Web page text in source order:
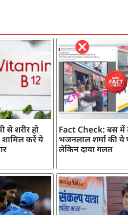
से शरीर हो
करें ये
Fact Check: बस
भजनलाल शर्मा की ये
लेकिन दावा गलत